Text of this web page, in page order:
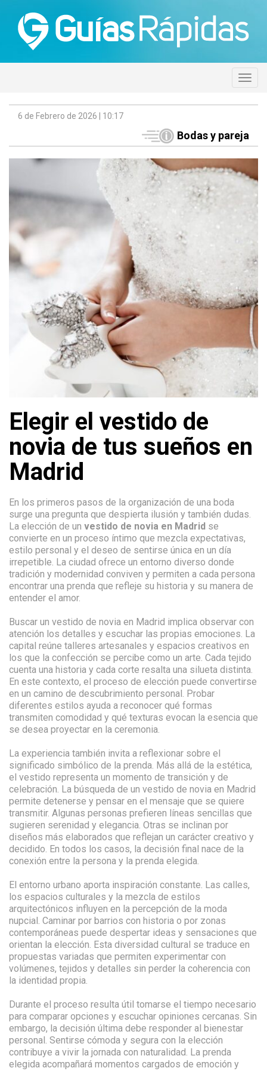
6 de Febrero de 2026 | 10:17
Bodas y pareja
Elegir el vestido de
novia de tus sueños en
Madrid
En los primeros pasos de la organización de una boda
surge una pregunta que despierta ilusión y también dudas.
La elección de un vestido de novia en Madrid se
convierte en un proceso íntimo que mezcla expectativas,
estilo personal y el deseo de sentirse única en un día
irrepetible. La ciudad ofrece un entorno diverso donde
tradición y modernidad conviven y permiten a cada persona
encontrar una prenda que refleje su historia y su manera de
entender el amor.
Buscar un vestido de novia en Madrid implica observar con
atención los detalles y escuchar las propias emociones. La
capital reúne talleres artesanales y espacios creativos en
los que la confección se percibe como un arte. Cada tejido
cuenta una historia y cada corte resalta una silueta distinta.
En este contexto, el proceso de elección puede convertirse
en un camino de descubrimiento personal. Probar
diferentes estilos ayuda a reconocer qué formas
transmiten comodidad y qué texturas evocan la esencia que
se desea proyectar en la ceremonia.
La experiencia también invita a reflexionar sobre el
significado simbólico de la prenda. Más allá de la estética,
el vestido representa un momento de transición y de
celebración. La búsqueda de un vestido de novia en Madrid
permite detenerse y pensar en el mensaje que se quiere
transmitir. Algunas personas prefieren líneas sencillas que
sugieren serenidad y elegancia. Otras se inclinan por
diseños más elaborados que reflejan un carácter creativo y
decidido. En todos los casos, la decisión final nace de la
conexión entre la persona y la prenda elegida.
El entorno urbano aporta inspiración constante. Las calles,
los espacios culturales y la mezcla de estilos
arquitectónicos influyen en la percepción de la moda
nupcial. Caminar por barrios con historia o por zonas
contemporáneas puede despertar ideas y sensaciones que
orientan la elección. Esta diversidad cultural se traduce en
propuestas variadas que permiten experimentar con
volúmenes, tejidos y detalles sin perder la coherencia con
la identidad propia.
Durante el proceso resulta útil tomarse el tiempo necesario
para comparar opciones y escuchar opiniones cercanas. Sin
embargo, la decisión última debe responder al bienestar
personal. Sentirse cómoda y segura con la elección
contribuye a vivir la jornada con naturalidad. La prenda
elegida acompañará momentos cargados de emoción y